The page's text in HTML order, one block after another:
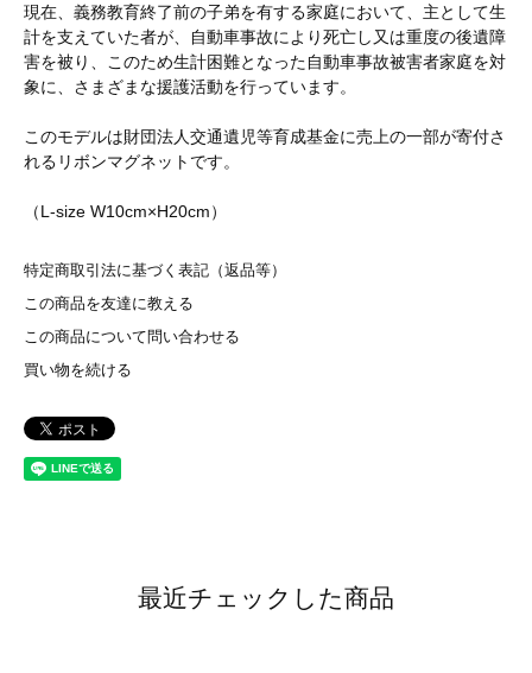
現在、義務教育終了前の子弟を有する家庭において、主として生
計を支えていた者が、自動車事故により死亡し又は重度の後遺障
害を被り、このため生計困難となった自動車事故被害者家庭を対
象に、さまざまな援護活動を行っています。
このモデルは財団法人交通遺児等育成基金に売上の一部が寄付さ
れるリボンマグネットです。
（L-size W10cm×H20cm）
特定商取引法に基づく表記（返品等）
この商品を友達に教える
この商品について問い合わせる
買い物を続ける
最近チェックした商品